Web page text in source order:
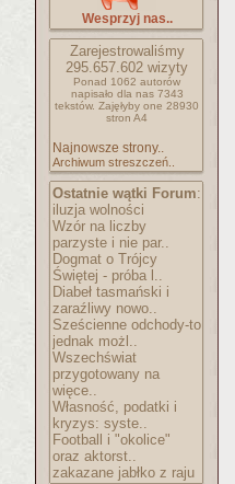
Wesprzyj nas..
Zarejestrowaliśmy
295.657.602 wizyty
Ponad 1062 autorów
napisało dla nas 7343
tekstów. Zajęłyby one 28930
stron A4
Najnowsze strony..
Archiwum streszczeń..
Ostatnie wątki Forum:
iluzja wolności
Wzór na liczby
parzyste i nie par..
Dogmat o Trójcy
Świętej - próba l..
Diabeł tasmański i
zaraźliwy nowo..
Sześcienne odchody-to
jednak możl..
Wszechświat
przygotowany na
więce..
Własność, podatki i
kryzys: syste..
Football i "okolice"
oraz aktorst..
zakazane jabłko z raju